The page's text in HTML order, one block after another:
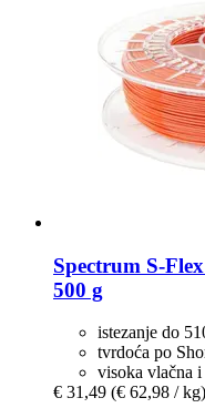
Spectrum S-​
500 g
istezanje do
tvrdoća po
visoka vlačna
€ 31,49 (€ 62,98 / kg)